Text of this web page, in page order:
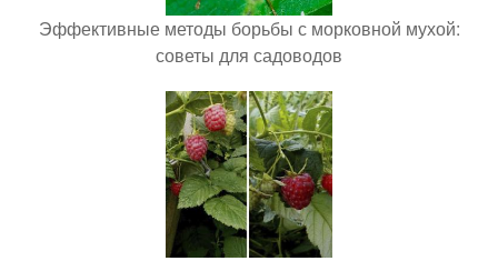
Эффективные методы борьбы с морковной мухой:
советы для садоводов